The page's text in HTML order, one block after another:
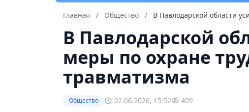
Главная / Общество / В Павлодарской области
В Павлодарской
меры по охране
травматизма
Общество 02.06.2026, 15:52 409